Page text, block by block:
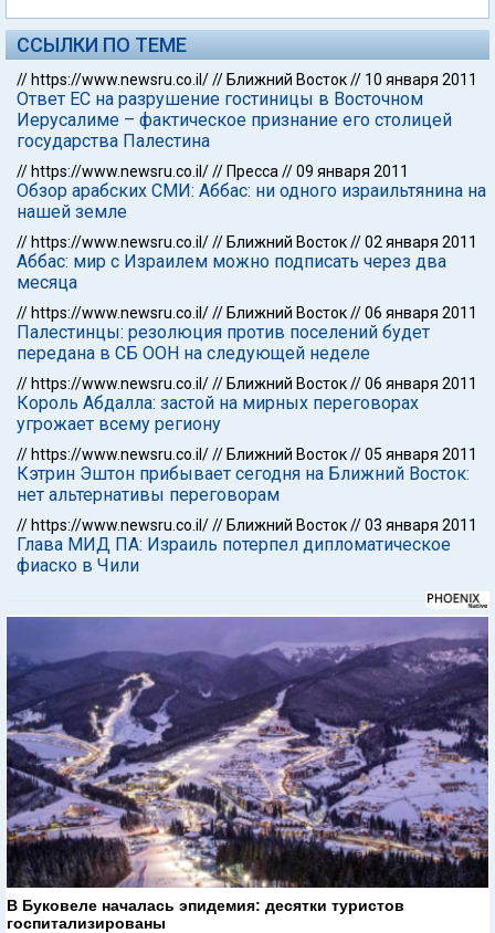
ССЫЛКИ ПО ТЕМЕ
// https://www.newsru.co.il/// Ближний Восток// 10 января 2011
Ответ ЕС на разрушение гостиницы в Восточном
Иерусалиме – фактическое признание его столицей
государства Палестина
// https://www.newsru.co.il/// Пресса //09 января 2011
Обзор арабских СМИ: Аббас: ни одного израильтянина на
нашей земле
// https://www.newsru.co.il/// Ближний Восток//02 января 2011
Аббас: мир с Израилем можно подписать через два
месяца
// https://www.newsru.co.il/// Ближний Восток//06 января 2011
Палестинцы: резолюция против поселений будет
передана в СБ ООН на следующей неделе
// https://www.newsru.co.il/// Ближний Восток//06 января 2011
Король Абдалла: застой на мирных переговорах
угрожает всему региону
// https://www.newsru.co.il/// Ближний Восток//05 января 2011
Кэтрин Эштон прибывает сегодня на Ближний Восток:
нет альтернативы переговорам
// https://www.newsru.co.il/// Ближний Восток//03 января 2011
Глава МИД ПА: Израиль потерпел дипломатическое
фиаско в Чили
В Буковеле началась эпидемия: десятки туристов
госпитализированы